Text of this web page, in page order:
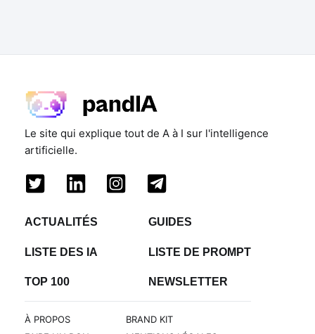
Le site qui explique tout de A à I sur l'intelligence
artificielle.
ACTUALITÉS GUIDES
LISTE DES IA LISTE DE PROMPT
TOP 100 NEWSLETTER
À PROPOS
BRAND KIT